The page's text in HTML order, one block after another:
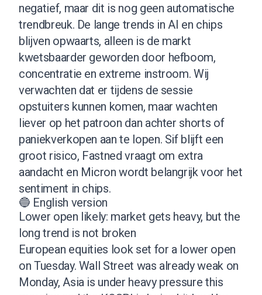
negatief, maar dit is nog geen automatische
trendbreuk. De lange trends in AI en chips
blijven opwaarts, alleen is de markt
kwetsbaarder geworden door hefboom,
concentratie en extreme instroom. Wij
verwachten dat er tijdens de sessie
opstuiters kunnen komen, maar wachten
liever op het patroon dan achter shorts of
paniekverkopen aan te lopen. Sif blijft een
groot risico, Fastned vraagt om extra
aandacht en Micron wordt belangrijk voor het
sentiment in chips.
🔵 English version
Lower open likely: market gets heavy, but the
long trend is not broken
European equities look set for a lower open
on Tuesday. Wall Street was already weak on
Monday, Asia is under heavy pressure this